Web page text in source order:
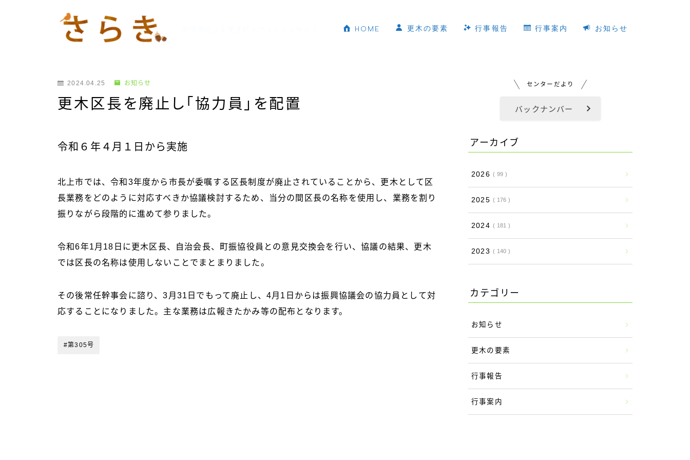
HOME 更木の要素 行事報告 行事案内 お知らせ
2024.04.25 お知らせ
更木区長を廃止し「協力員」を配置
令和６年４月１日から実施
北上市では、令和3年度から市長が委嘱する区長制度が廃止されていることから、更木として区
長業務をどのように対応すべきか協議検討するため、当分の間区長の名称を使用し、業務を割り
振りながら段階的に進めて参りました。
令和6年1月18日に更木区長、自治会長、町振協役員との意見交換会を行い、協議の結果、更木
では区長の名称は使用しないことでまとまりました。
その後常任幹事会に諮り、3月31日でもって廃止し、4月1日からは振興協議会の協力員として対
応することになりました。主な業務は広報きたかみ等の配布となります。
#第305号
センターだより
バックナンバー
アーカイブ
2026 99
2025 176
2024 181
2023 140
カテゴリー
お知らせ
更木の要素
行事報告
行事案内